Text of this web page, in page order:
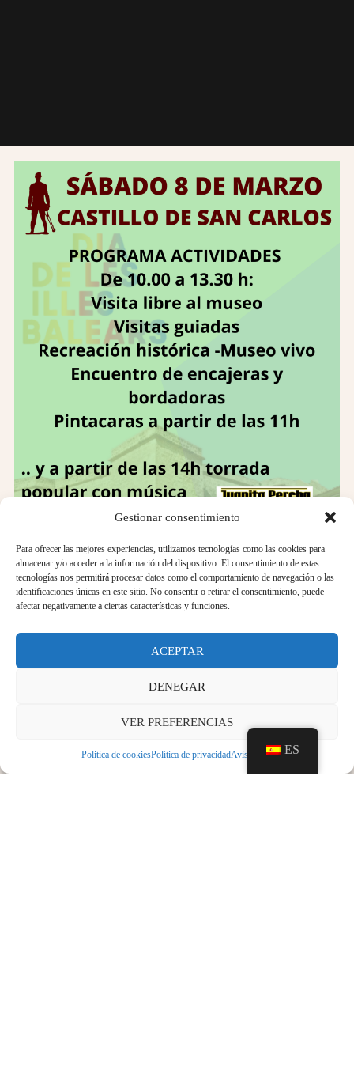
Gestionar consentimiento
Para ofrecer las mejores experiencias, utilizamos tecnologías como las cookies para
almacenar y/o acceder a la información del dispositivo. El consentimiento de estas
tecnologías nos permitirá procesar datos como el comportamiento de navegación o las
identificaciones únicas en este sitio. No consentir o retirar el consentimiento, puede
afectar negativamente a ciertas características y funciones.
ACEPTAR
DENEGAR
VER PREFERENCIAS
Politica de cookiesPolítica de privacidadAviso legal ES